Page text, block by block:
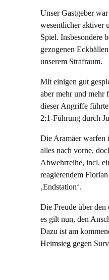
Unser Gastgeber
wesentlicher aktiver
Spiel. Insbesondere
gezogenen
unserem Strafraum.
Mit einigen gut
aber mehr und mehr
dieser Angriffe
2:1-Führung durch
Die Aramäer warfen
alles nach vorne,
Abwehrreihe, incl.
reagierendem
‚Endstation‘.
Die Freude über
es gilt nun, den
Dazu ist am
Heimsieg gegen